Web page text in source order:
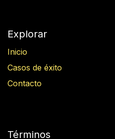
Explorar
Inicio
Casos de éxito
Contacto
Términos